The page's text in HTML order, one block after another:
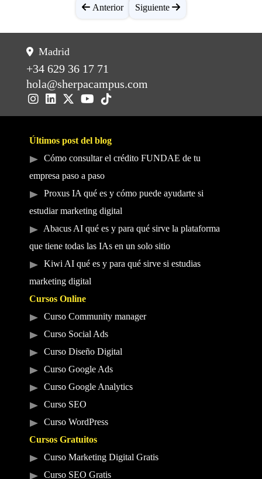
Anterior Siguiente
Madrid
+34 629 36 17 71
hola@sherpacampus.com
Últimos post del blog
Cómo consultar el crédito FUNDAE de tu
empresa paso a paso
Proxus IA qué es y cómo puede ayudarte si
estudiar marketing digital
Abacus AI qué es y para qué sirve la plataforma
que tiene todas las IAs en un solo sitio
Kiwi AI qué es y para qué sirve si estudias
marketing digital
Cursos Online
Curso Community manager
Curso Social Ads
Curso Diseño Digital
Curso Google Ads
Curso Google Analytics
Curso SEO
Curso WordPress
Cursos Gratuitos
Curso Marketing Digital Gratis
Curso SEO Gratis